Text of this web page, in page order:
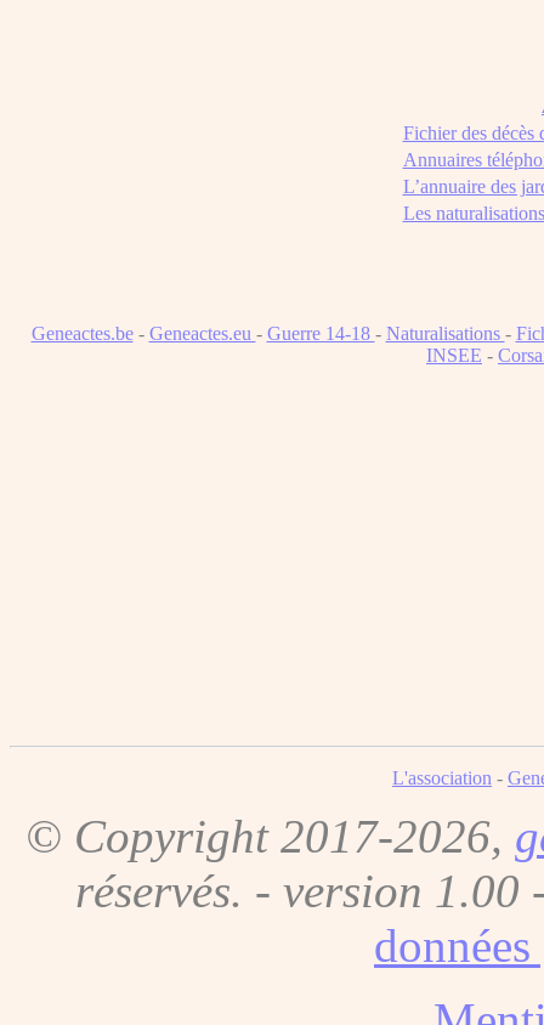
Fichier des décès
Annuaires
L’annuaire des
Les
Geneactes.be- Geneactes.eu - Guerre 14-18 - Naturalisations -
INSEE -
L'association -
© Copyright 2017-2026,
réservés. - version 1.00